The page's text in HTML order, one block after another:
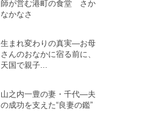
師が営む港町の食堂 さか
なかなさ
生まれ変わりの真実―お母
さんのおなかに宿る前に、
天国で親子...
山之内一豊の妻・千代―夫
の成功を支えた“良妻の鑑”